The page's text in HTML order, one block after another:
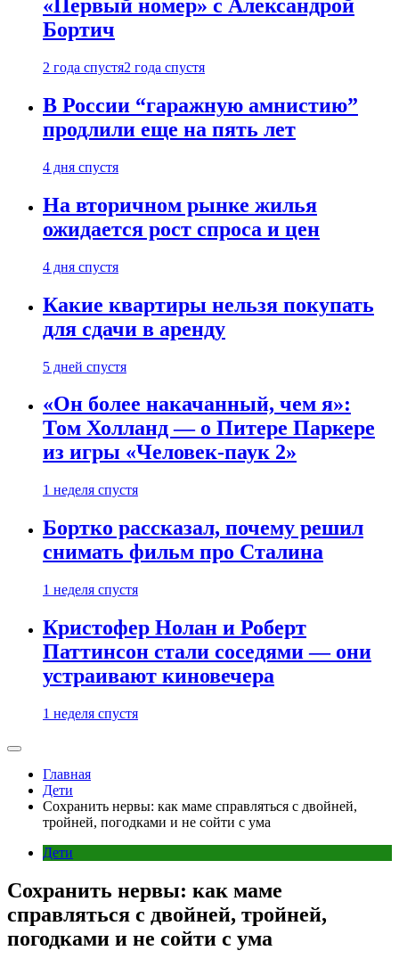
«Первый номер» с Александрой
Бортич
2 года спустя2 года спустя
В России “гаражную амнистию”
продлили еще на пять лет
4 дня спустя
На вторичном рынке жилья
ожидается рост спроса и цен
4 дня спустя
Какие квартиры нельзя покупать
для сдачи в аренду
5 дней спустя
«Он более накачанный, чем я»:
Том Холланд — о Питере Паркере
из игры «Человек-паук 2»
1 неделя спустя
Бортко рассказал, почему решил
снимать фильм про Сталина
1 неделя спустя
Кристофер Нолан и Роберт
Паттинсон стали соседями — они
устраивают киновечера
1 неделя спустя
Главная
Дети
Сохранить нервы: как маме справляться с двойней,
тройней, погодками и не сойти с ума
Дети
Сохранить нервы: как маме
справляться с двойней, тройней,
погодками и не сойти с ума